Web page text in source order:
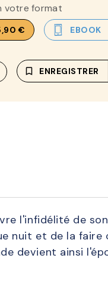
votre format
€ EBOOK
bookmark_border ENREGISTRER
l'infidélité de
nuit et de la
devient ainsi